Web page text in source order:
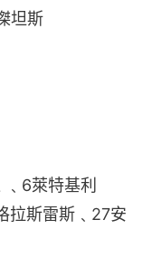
坦斯
萊特基利
拉斯雷斯﹑27安